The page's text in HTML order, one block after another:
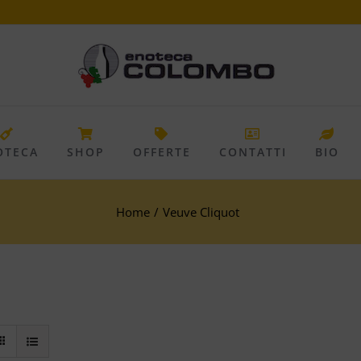
SHOP OFFERTE CONTATTI BIO
Home / Veuve Cliquot